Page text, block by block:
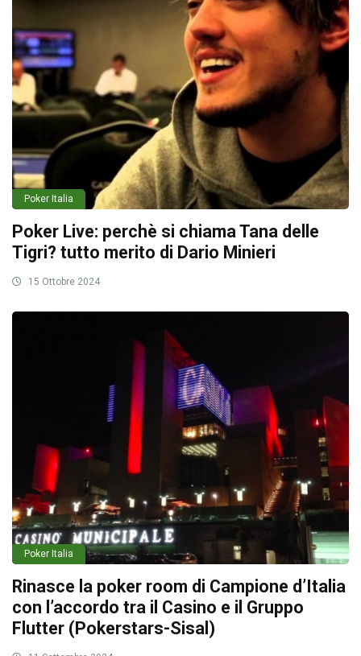
Poker Italia
Poker Live: perchè si chiama Tana delle
Tigri? tutto merito di Dario Minieri
15 Ottobre 2024
Poker Italia
Rinasce la poker room di Campione d’Italia
con l’accordo tra il Casino e il Gruppo
Flutter (Pokerstars-Sisal)